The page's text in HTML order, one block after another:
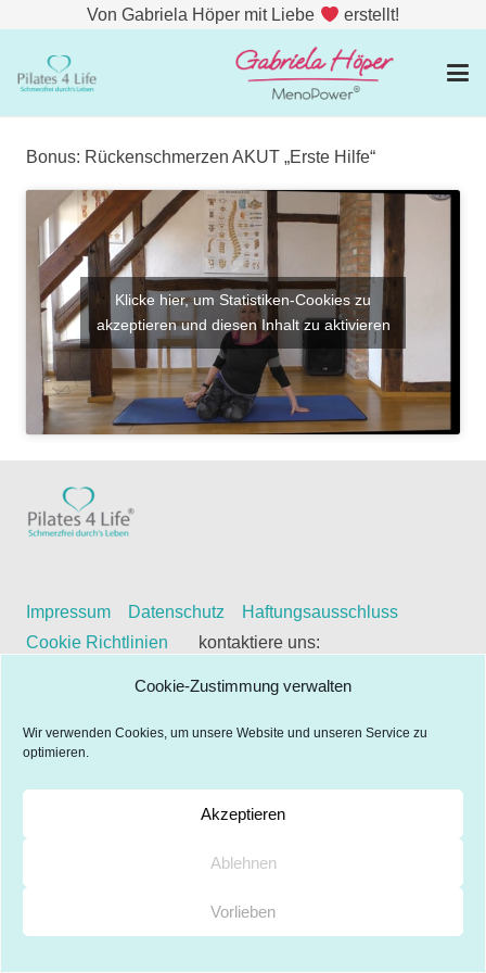
Von Gabriela Höper mit Liebe erstellt!
Cookie-Zustimmung verwalten
Wir verwenden Cookies, um unsere Website und unseren Service zu
optimieren.
Akzeptieren
Ablehnen
Vorlieben
Bonus: Rückenschmerzen AKUT „Erste Hilfe“
Klicke hier, um Statistiken-Cookies zu
akzeptieren und diesen Inhalt zu aktivieren
Impressum Datenschutz
Haftungsausschluss
Cookie Richtlinien kontaktiere uns: